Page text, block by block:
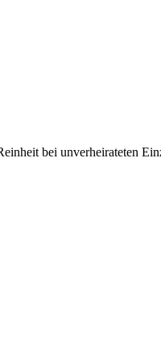
bei un­ver­heirateten